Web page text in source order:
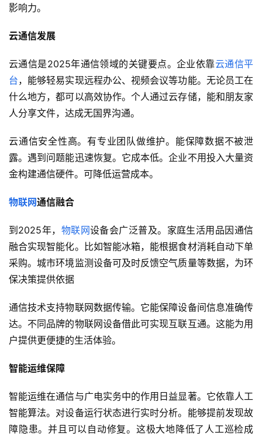
影响力。
云通信发展
云通信是2025年通信领域的关键要点。企业依靠云通信平
台，能够轻易实现远程办公、视频会议等功能。无论员工在
什么地方，都可以高效协作。个人通过云存储，能和朋友家
人分享文件，达成无国界沟通。
云通信安全性高。有专业团队做维护。能保障数据不被泄
露。遇到问题能迅速恢复。它成本低。企业不用投入大量资
金构建通信硬件。可降低运营成本。
物联网通信融合
到2025年， 物联网设备会广泛普及。家庭生活用品因通信
融合实现智能化。比如智能冰箱，能根据食材消耗自动下单
采购。城市环境监测设备可及时反馈空气质量等数据，为环
保决策提供依据
通信技术支持物联网数据传输。它能保障设备间信息准确传
达。不同品牌的物联网设备借此可实现互联互通。这能为用
户提供更便捷的生活体验。
智能运维保障
智能运维在通信与广电实务中的作用日益显著。它依靠人工
智能算法。对设备运行状态进行实时分析。能够提前发现故
障隐患。并且可以自动修复。这极大地降低了人工巡检成